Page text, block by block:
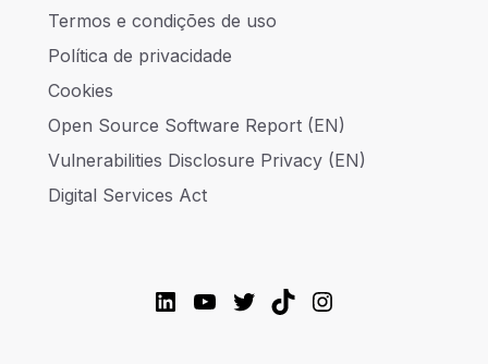
Termos e condições de uso
Política de privacidade
Cookies
Open Source Software Report (EN)
Vulnerabilities Disclosure Privacy (EN)
Digital Services Act
LinkedIn
YouTube
Twitter
TikTokInstagram